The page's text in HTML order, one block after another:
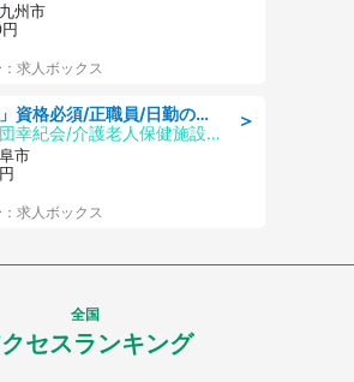
州市
求人ボックス
＞
「介護事務」資格必須/正職員/日勤のみ/介護老人保健施設
医療法人社団幸紀会/介護老人保健施設 グリーンビラ安江
市
求人ボックス
全国
セスランキング